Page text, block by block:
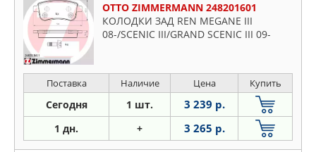
OTTO ZIMMERMANN 248201601
КОЛОДКИ ЗАД REN MEGANE III
08-/SCENIC III/GRAND SCENIC III 09-
Поставка Наличие Цена Купить
Сегодня 1 шт. 3 239 р.
1 дн. + 3 265 р.